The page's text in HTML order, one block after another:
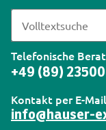
Telefonische
+49 (89)
Kontakt per E-
info@hauser-